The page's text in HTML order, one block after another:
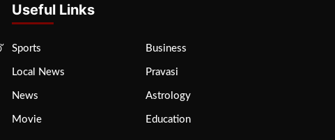
Useful Links
Sports Business
Local News Pravasi
News Astrology
Movie Education